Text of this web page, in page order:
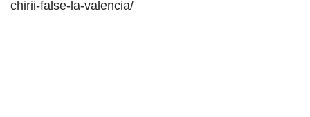
chirii-false-la-valencia/